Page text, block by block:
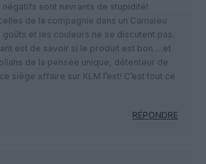
sont navrants de stupidité!
de la compagnie dans un Camaïeu
et les couleurs ne se discutent pas.
est de savoir si le produit est bon….et
de la pensée unique, détenteur de
siège affaire sur KLM l’est! C’est tout ce
RÉPONDRE